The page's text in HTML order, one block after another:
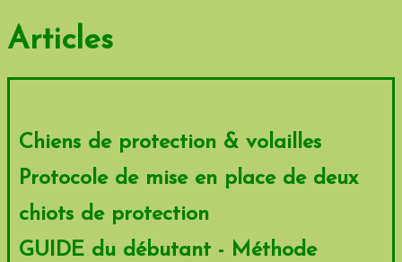
CHIENS
CONSULTATIONS
EN VENTE
Articles
Chiens de protection & volailles
Protocole de mise en place de deux
chiots de protection
GUIDE du débutant - Méthode